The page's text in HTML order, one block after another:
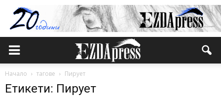
Начало тагове Пирует
Етикети: Пирует